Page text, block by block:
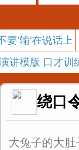
要'输'在说话上
讲模版 口才训
绕口
大兔子的大肚